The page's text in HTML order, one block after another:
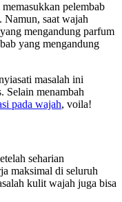
pelembab
saat wajah
mengandung parfum
yang mengandung
masalah ini
Selain menambah
pada wajah, voila!
seharian
maksimal di seluruh
kulit wajah juga bisa